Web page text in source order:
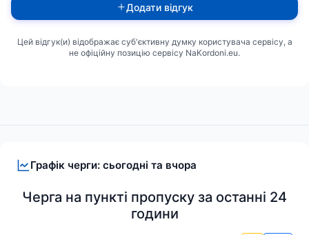
Графік черги: сьогодні та вчора
Черга на пункті пропуску за останні 24
години
Додати відгук
Цей відгук(и) відображає суб'єктивну думку користувача сервісу, а
не офіційну позицію сервісу NaKordoni.eu.